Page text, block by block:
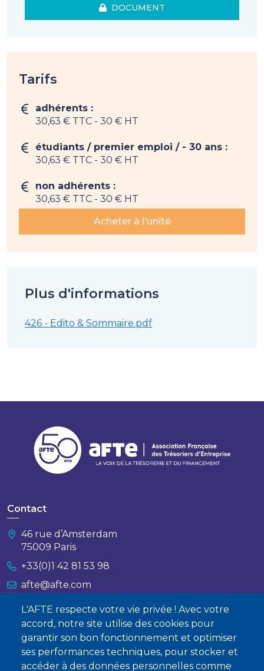
L'AFTE respecte votre vie privée ! Avec votre
accord, notre site utilise des cookies pour
garantir son bon fonctionnement et optimiser
ses performances techniques, pour stocker et
accéder à des données personnelles comme
DOCUMENT
Tarifs
adhérents :
30,63 € TTC - 30 € HT
étudiants / premier emploi / - 30 ans :
30,63 € TTC - 30 € HT
non adhérents :
30,63 € TTC - 30 € HT
Acheter à l'unité
Plus d'informations
426 - Edito & Sommaire.pdf
Contact
46 rue d’Amsterdam
75009 Paris
+33(0)1 42 81 53 98
afte@afte.com
Nous contacter
À propos
Qui sommes-nous ?